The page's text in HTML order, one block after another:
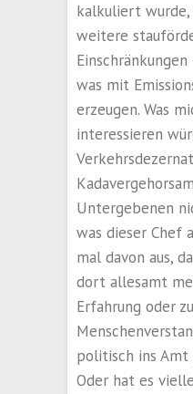
kalkuliert
weitere
was mit
erzeugen. Was
interessieren
Untergebenen
was dieser Chef
mal davon aus,
dort allesamt
Erfahrung oder
politisch ins Amt
Oder hat es